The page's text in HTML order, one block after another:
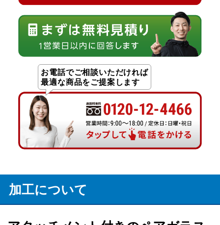
お電話でご相談いただければ
最適な商品をご提案します
加工について